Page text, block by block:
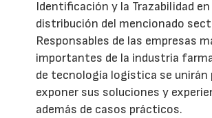
Identificación y la Trazabilidad en
distribución del mencionado
Responsables de las empresas
importantes de la industria
de tecnología logística se unirán
exponer sus soluciones y
además de casos prácticos.